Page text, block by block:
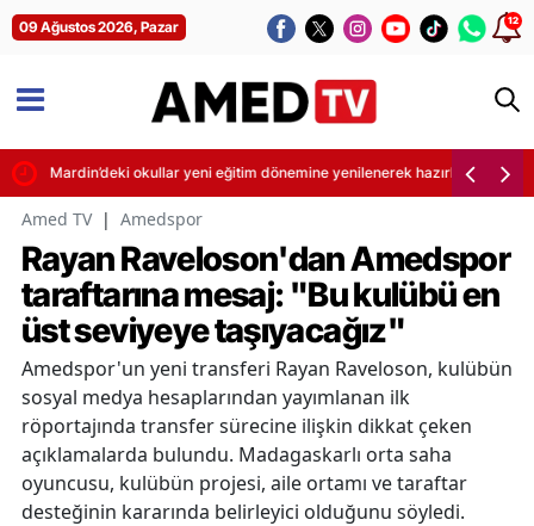
09 Ağustos 2026, Pazar 12
Mardin’deki okullar yeni eğitim dönemine yenilenerek hazırlanıyor
Amed TV | Amedspor
Rayan Raveloson'dan Amedspor
taraftarına mesaj: "Bu kulübü en
üst seviyeye taşıyacağız"
Amedspor'un yeni transferi Rayan Raveloson, kulübün
sosyal medya hesaplarından yayımlanan ilk
röportajında transfer sürecine ilişkin dikkat çeken
açıklamalarda bulundu. Madagaskarlı orta saha
oyuncusu, kulübün projesi, aile ortamı ve taraftar
desteğinin kararında belirleyici olduğunu söyledi.